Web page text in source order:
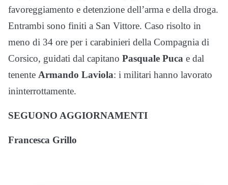
favoreggiamento e detenzione dell’arma e della droga.
Entrambi sono finiti a San Vittore. Caso risolto in
meno di 34 ore per i carabinieri della Compagnia di
Corsico, guidati dal capitano Pasquale Puca e dal
tenente Armando Laviola: i militari hanno lavorato
ininterrottamente.
SEGUONO AGGIORNAMENTI
Francesca Grillo